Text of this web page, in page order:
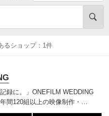
るショップ：1件
録に。」 ONEFILM WEDDING
間120組以上の映像制作・写